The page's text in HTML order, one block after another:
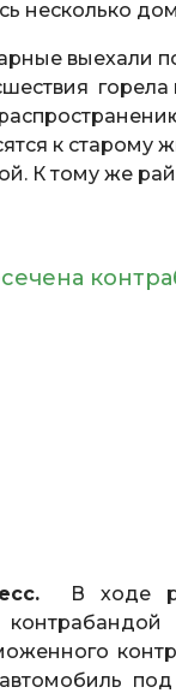
несколько
выехали
к старому
К тому же
В ходе